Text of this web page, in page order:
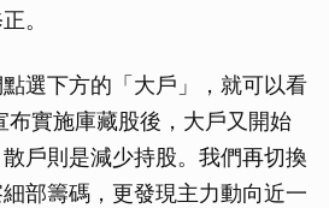
。
選下方的「大戶」，就可以看
布實施庫藏股後，大戶又開始
戶則是減少持股。我們再切換
部籌碼，更發現主力動向近一